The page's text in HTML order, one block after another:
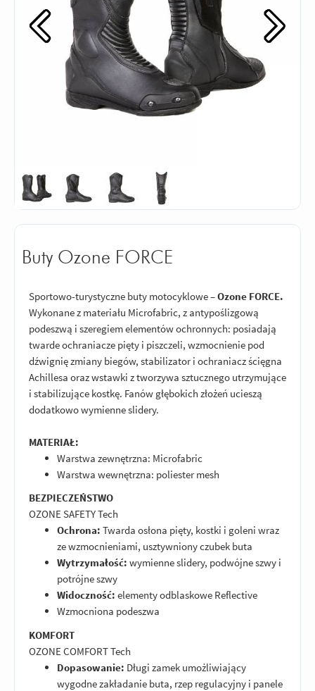
Buty Ozone FORCE
Sportowo-turystyczne buty motocyklowe –Ozone FORCE.
Wykonane z materiału Microfabric, z antypoślizgową
podeszwą i szeregiem elementów ochronnych: posiadają
twarde ochraniacze pięty i piszczeli, wzmocnienie pod
dźwignię zmiany biegów, stabilizator i ochraniacz ścięgna
Achillesa oraz wstawki z tworzywa sztucznego utrzymujące
i stabilizujące kostkę. Fanów głębokich złożeń ucieszą
dodatkowo wymienne slidery.
MATERIAŁ:
Warstwa zewnętrzna: Microfabric
Warstwa wewnętrzna: poliester mesh
BEZPIECZEŃSTWO
OZONE SAFETY Tech
Ochrona: Twarda osłona pięty, kostki i goleni wraz
ze wzmocnieniami, usztywniony czubek buta
Wytrzymałość: wymienne slidery, podwójne szwy i
potrójne szwy
Widoczność: elementy odblaskowe Reflective
Wzmocniona podeszwa
KOMFORT
OZONE COMFORT Tech
Dopasowanie: Długi zamek umożliwiający
wygodne zakładanie buta, rzep regulacyjny i panele